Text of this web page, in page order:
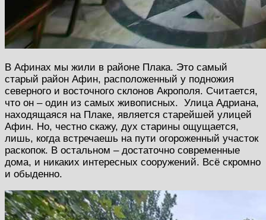
В Афинах мы жили в районе Плака. Это самый
старый район Афин, расположенный у подножия
северного и восточного склонов Акрополя. Считается,
что он – один из самых живописных. Улица Адриана,
находящаяся на Плаке, является старейшей улицей
Афин. Но, честно скажу, дух старины ощущается,
лишь, когда встречаешь на пути огороженный участок
раскопок. В остальном – достаточно современные
дома, и никаких интересных сооружений. Всё скромно
и обыденно.